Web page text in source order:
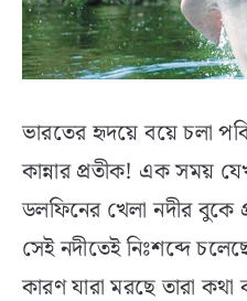
রূপচর্চা
ভারতের হৃদয়ে বয়ে চলা
কান্নার প্রতীক! এক সময়
ডলফিনের খেলা নদীর
সেই নদীতেই নিঃশব্দে
কারণ যারা মরছে তারা